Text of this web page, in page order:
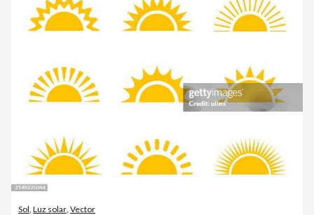
Sol Luz solar Vector